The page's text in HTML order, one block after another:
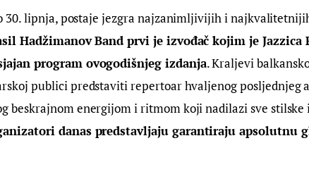
30. lipnja, postaje jezgra najzanimljivijih i
Hadžimanov Band prvi je izvođač kojim je Jazzica
program ovogodišnjeg izdanja. Kraljevi
publici predstaviti repertoar hvaljenog posljednjeg
beskrajnom energijom i ritmom koji nadilazi sve stilske
danas predstavljaju garantiraju apsolutnu